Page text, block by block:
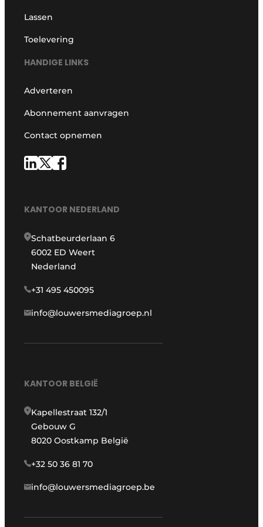
Lassen
Toelevering
HANDIGE LINKS
Adverteren
Abonnement aanvragen
Contact opnemen
KANTOOR NEDERLAND
Schatbeurderlaan 6
6002 ED Weert
Nederland
+31 495 450095
info@louwersmediagroep.nl
KANTOOR BELGIË
Kapellestraat 132/1
Gebouw G
8020 Oostkamp België
+32 50 36 81 70
info@louwersmediagroep.be